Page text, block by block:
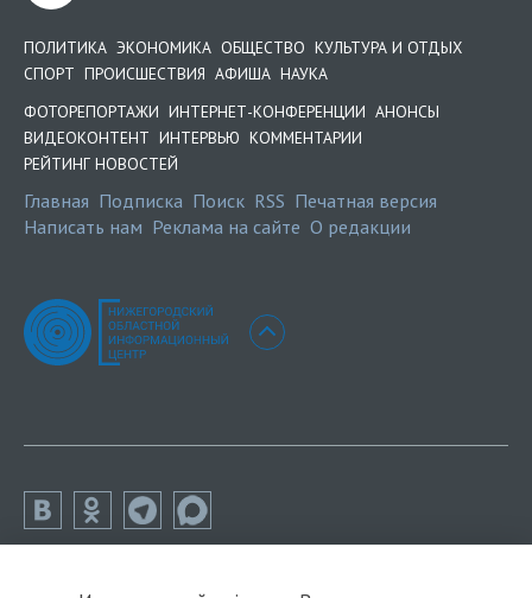
ПОЛИТИКА ЭКОНОМИКА ОБЩЕСТВО КУЛЬТУРА И ОТДЫХ
СПОРТ ПРОИСШЕСТВИЯ АФИША НАУКА
ФОТОРЕПОРТАЖИ ИНТЕРНЕТ-КОНФЕРЕНЦИИ АНОНСЫ
ВИДЕОКОНТЕНТ ИНТЕРВЬЮ КОММЕНТАРИИ
РЕЙТИНГ НОВОСТЕЙ
Главная Подписка Поиск RSS Печатная версия
Написать нам Реклама на сайте О редакции